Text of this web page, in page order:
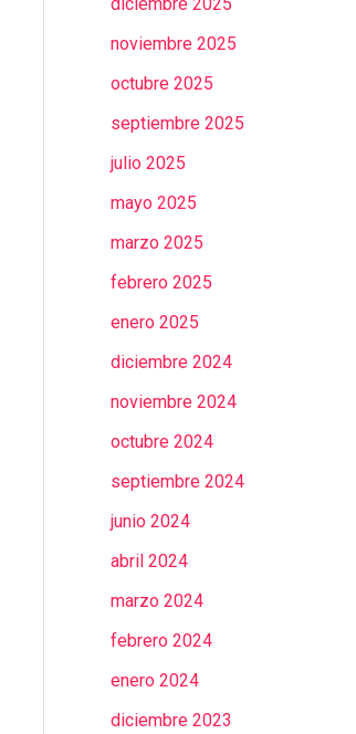
noviembre 2025
octubre 2025
septiembre 2025
julio 2025
mayo 2025
marzo 2025
febrero 2025
enero 2025
diciembre 2024
noviembre 2024
octubre 2024
septiembre 2024
junio 2024
abril 2024
marzo 2024
febrero 2024
enero 2024
diciembre 2023